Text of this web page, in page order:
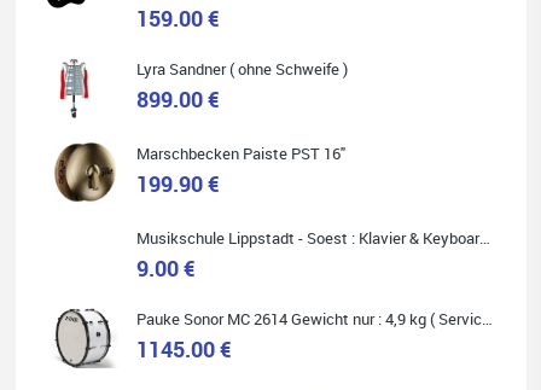
Marie-Luise Mroß
Ich bin super zufrieden mit meiner neuen Ukulele! Einfach am
Freitag vorbeigekommen, eben geklingelt und top beraten
worden. Ich würde den Besuch im Musikgeschäft Stöppel jedem
Onlineshopping vorziehen.
Quelle: Google-Rezension
159.00 €
Lyra Sandner ( ohne Schweife )
899.00 €
Marschbecken Paiste PST 16"
199.90 €
Musikschule Lippstadt - Soest : Klavier & Keyboardunterricht
9.00 €
Pauke Sonor MC 2614 Gewicht nur : 4,9 kg ( Service Preis inkl. Werkstatt Service )
1145.00 €